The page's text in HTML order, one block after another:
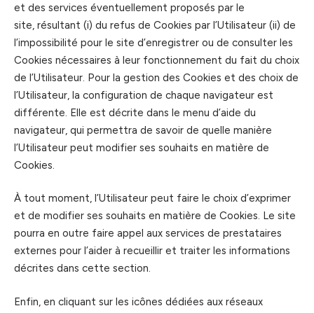
et des services éventuellement proposés par le
site, résultant (i) du refus de Cookies par l’Utilisateur (ii) de
l’impossibilité pour le site d’enregistrer ou de consulter les
Cookies nécessaires à leur fonctionnement du fait du choix
de l’Utilisateur. Pour la gestion des Cookies et des choix de
l’Utilisateur, la configuration de chaque navigateur est
différente. Elle est décrite dans le menu d’aide du
navigateur, qui permettra de savoir de quelle manière
l’Utilisateur peut modifier ses souhaits en matière de
Cookies.
À tout moment, l’Utilisateur peut faire le choix d’exprimer
et de modifier ses souhaits en matière de Cookies. Le site
pourra en outre faire appel aux services de prestataires
externes pour l’aider à recueillir et traiter les informations
décrites dans cette section.
Enfin, en cliquant sur les icônes dédiées aux réseaux